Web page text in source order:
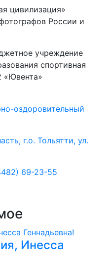
цивилизация»
России и
учреждение
спортивная
оздоровительный
г.о. Тольятти, ул.
69-23-55
Инесса